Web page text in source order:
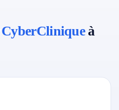
CyberCliniqueà